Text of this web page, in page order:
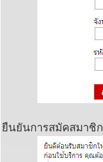
ยืนยันการสมัคสมาชิ